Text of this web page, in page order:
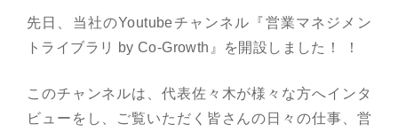
先日、当社のYoutubeチャンネル『営業マネジメン
トライブラリ by Co-Growth』を開設しました！ ！
このチャンネルは、代表佐々木が様々な方へインタ
ビューをし、ご覧いただく皆さんの日々の仕事、営